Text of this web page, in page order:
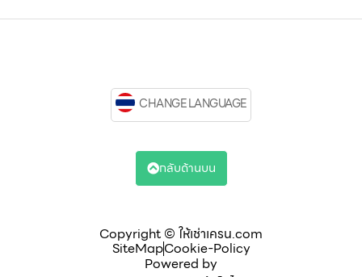
Copyright © ให้เช่าเครน.com
SiteMapCookie-Policy
Powered by
CHANGE LANGUAGE
กลับด้านบน